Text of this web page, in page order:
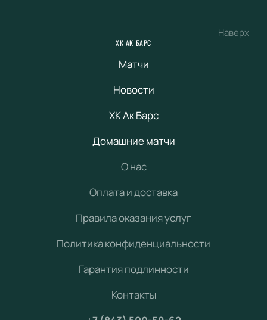
Наверх
ХК АК БАРС
Матчи
Новости
ХК Ак Барс
Домашние матчи
О нас
Оплата и доставка
Правила оказания услуг
Политика конфиденциальности
Гарантия подлинности
Контакты